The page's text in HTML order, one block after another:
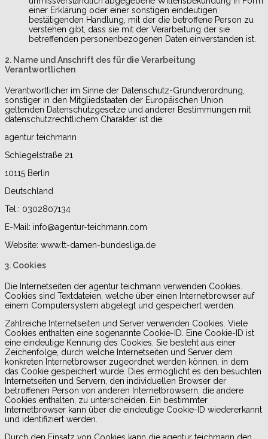
einer Erklärung oder einer sonstigen eindeutigen
bestätigenden Handlung, mit der die betroffene Person zu
verstehen gibt, dass sie mit der Verarbeitung der sie
betreffenden personenbezogenen Daten einverstanden ist.
2. Name und Anschrift des für die Verarbeitung
Verantwortlichen
Verantwortlicher im Sinne der Datenschutz-Grundverordnung,
sonstiger in den Mitgliedstaaten der Europäischen Union
geltenden Datenschutzgesetze und anderer Bestimmungen mit
datenschutzrechtlichem Charakter ist die:
agentur teichmann
Schlegelstraße 21
10115 Berlin
Deutschland
Tel.: 0302807134
E-Mail: info@agentur-teichmann.com
Website: www.tt-damen-bundesliga.de
3. Cookies
Die Internetseiten der agentur teichmann verwenden Cookies.
Cookies sind Textdateien, welche über einen Internetbrowser auf
einem Computersystem abgelegt und gespeichert werden.
Zahlreiche Internetseiten und Server verwenden Cookies. Viele
Cookies enthalten eine sogenannte Cookie-ID. Eine Cookie-ID ist
eine eindeutige Kennung des Cookies. Sie besteht aus einer
Zeichenfolge, durch welche Internetseiten und Server dem
konkreten Internetbrowser zugeordnet werden können, in dem
das Cookie gespeichert wurde. Dies ermöglicht es den besuchten
Internetseiten und Servern, den individuellen Browser der
betroffenen Person von anderen Internetbrowsern, die andere
Cookies enthalten, zu unterscheiden. Ein bestimmter
Internetbrowser kann über die eindeutige Cookie-ID wiedererkannt
und identifiziert werden.